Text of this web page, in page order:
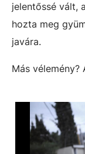
jelentőssé vált,
hozta meg
javára.
Más